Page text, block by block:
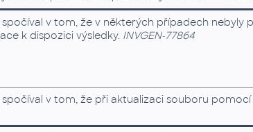
v tom, že v některých případech nebyly
k dispozici výsledky. INVGEN-77864
v tom, že při aktualizaci souboru